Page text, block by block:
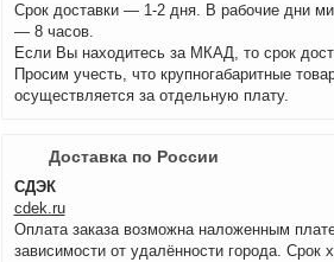
Срок доставки — 1-2 дня. В рабочие дни
— 8 часов.
Если Вы находитесь за МКАД, то срок
Просим учесть, что крупногабаритные
осуществляется за отдельную плату.
Доставка по России
СДЭК
cdek.ru
Оплата заказа возможна наложенным
зависимости от удалённости города. Срок